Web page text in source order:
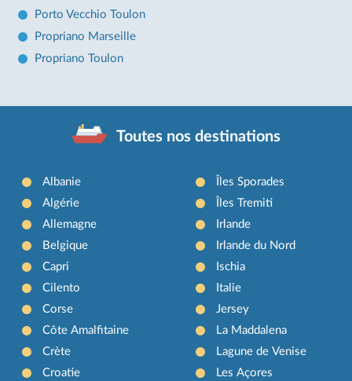
Porto Vecchio Toulon
Propriano Marseille
Propriano Toulon
Toutes nos destinations
Albanie
Algérie
Allemagne
Belgique
Capri
Cilento
Corse
Côte Amalfitaine
Crète
Croatie
Îles Sporades
Îles Tremiti
Irlande
Irlande du Nord
Ischia
Italie
Jersey
La Maddalena
Lagune de Venise
Les Açores